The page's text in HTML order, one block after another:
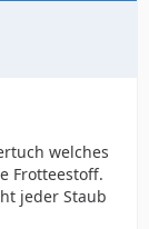
welches
Frotteestoff.
jeder Staub